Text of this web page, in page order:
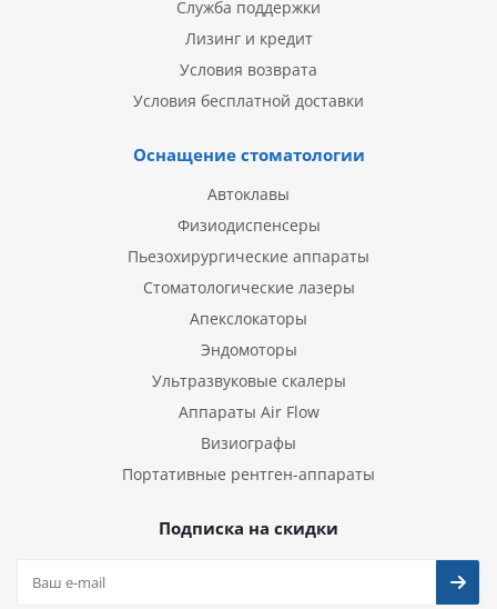
Служба поддержки
Лизинг и кредит
Условия возврата
Условия бесплатной доставки
Оснащение стоматологии
Автоклавы
Физиодиспенсеры
Пьезохирургические аппараты
Стоматологические лазеры
Апекслокаторы
Эндомоторы
Ультразвуковые скалеры
Аппараты Air Flow
Визиографы
Портативные рентген-аппараты
Подписка на скидки